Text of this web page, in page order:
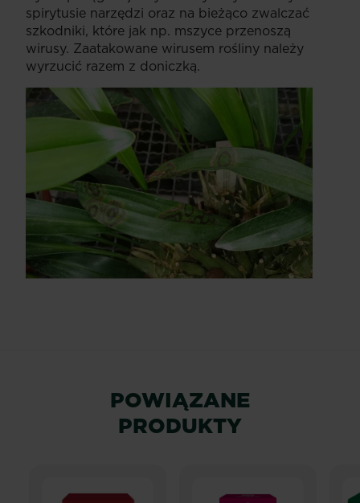
spirytusie narzędzi oraz na bieżąco zwalczać
szkodniki, które jak np. mszyce przenoszą
wirusy. Zaatakowane wirusem rośliny należy
wyrzucić razem z doniczką.
POWIĄZANE
PRODUKTY